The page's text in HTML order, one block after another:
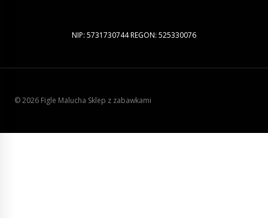
NIP: 5731730744 REGON: 525330076
© 2026 Figle Malucha Sklep z zabawkami